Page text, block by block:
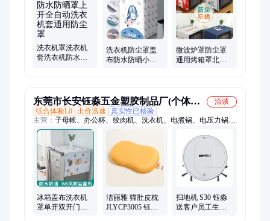
文玩工具、夹头夹持、雕刻笔刀、工具木工、虾笼虾网、实心手
工、打孔双头、家用手动
洗衣机罩洗衣机
套洗衣机防水防
洗衣机防尘罩盖
布防水防晒小天
微波炉罩防尘罩
通用烤箱罩北欧
东莞市长安钰淼五金塑胶制品厂(个体工
商户)
洽谈
综合体验L0 出价迅速
真实性已核验
主营： 子母帐、办公杯、绞肉机、洗衣机、电煮锅、电压力锅、
移动电源、蓝牙耳机、塑料大肚杯、珐琅铸铁锅、业拓展礼品、
口袋筋膜枪、锁扣保温杯、鸳鸯电火锅、六层纱毛巾被、麻小棉
四件套、便携随行吸管杯、原纱宽松防晒服、双负离子吹风机、
陶瓷内胆双饮杯
冰箱盖布洗衣机
罩单开双开门滚
洁丽雅 猫肚皮枕
JLYCP3005 钰淼
扫地机 S30 钰淼
送客户员工生日